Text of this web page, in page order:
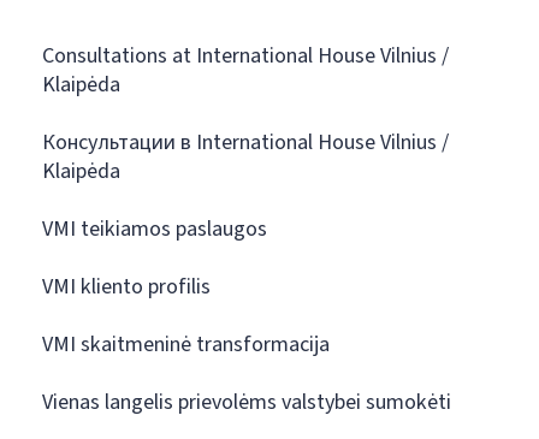
Consultations at International House Vilnius /
Klaipėda
Консультации в International House Vilnius /
Klaipėda
VMI teikiamos paslaugos
VMI kliento profilis
VMI skaitmeninė transformacija
Vienas langelis prievolėms valstybei sumokėti